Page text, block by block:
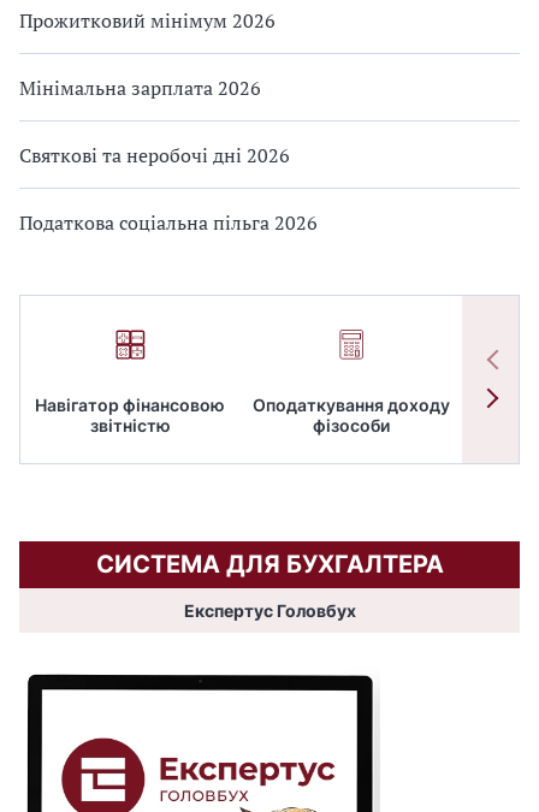
Прожитковий мінімум 2026
Мінімальна зарплата 2026
Святкові та неробочі дні 2026
Податкова соціальна пільга 2026
Навігатор фінансовою
звітністю
Оподаткування доходу
фізособи
СИСТЕМА ДЛЯ БУХГАЛТЕРА
Експертус Головбух